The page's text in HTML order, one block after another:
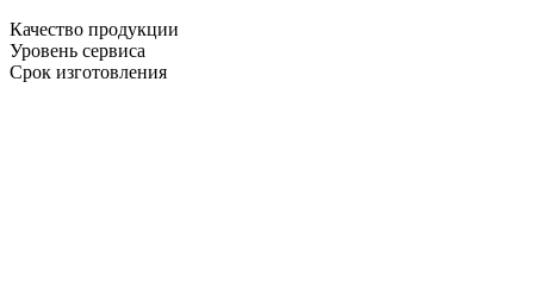
Качество продукции
Уровень сервиса
Срок изготовления